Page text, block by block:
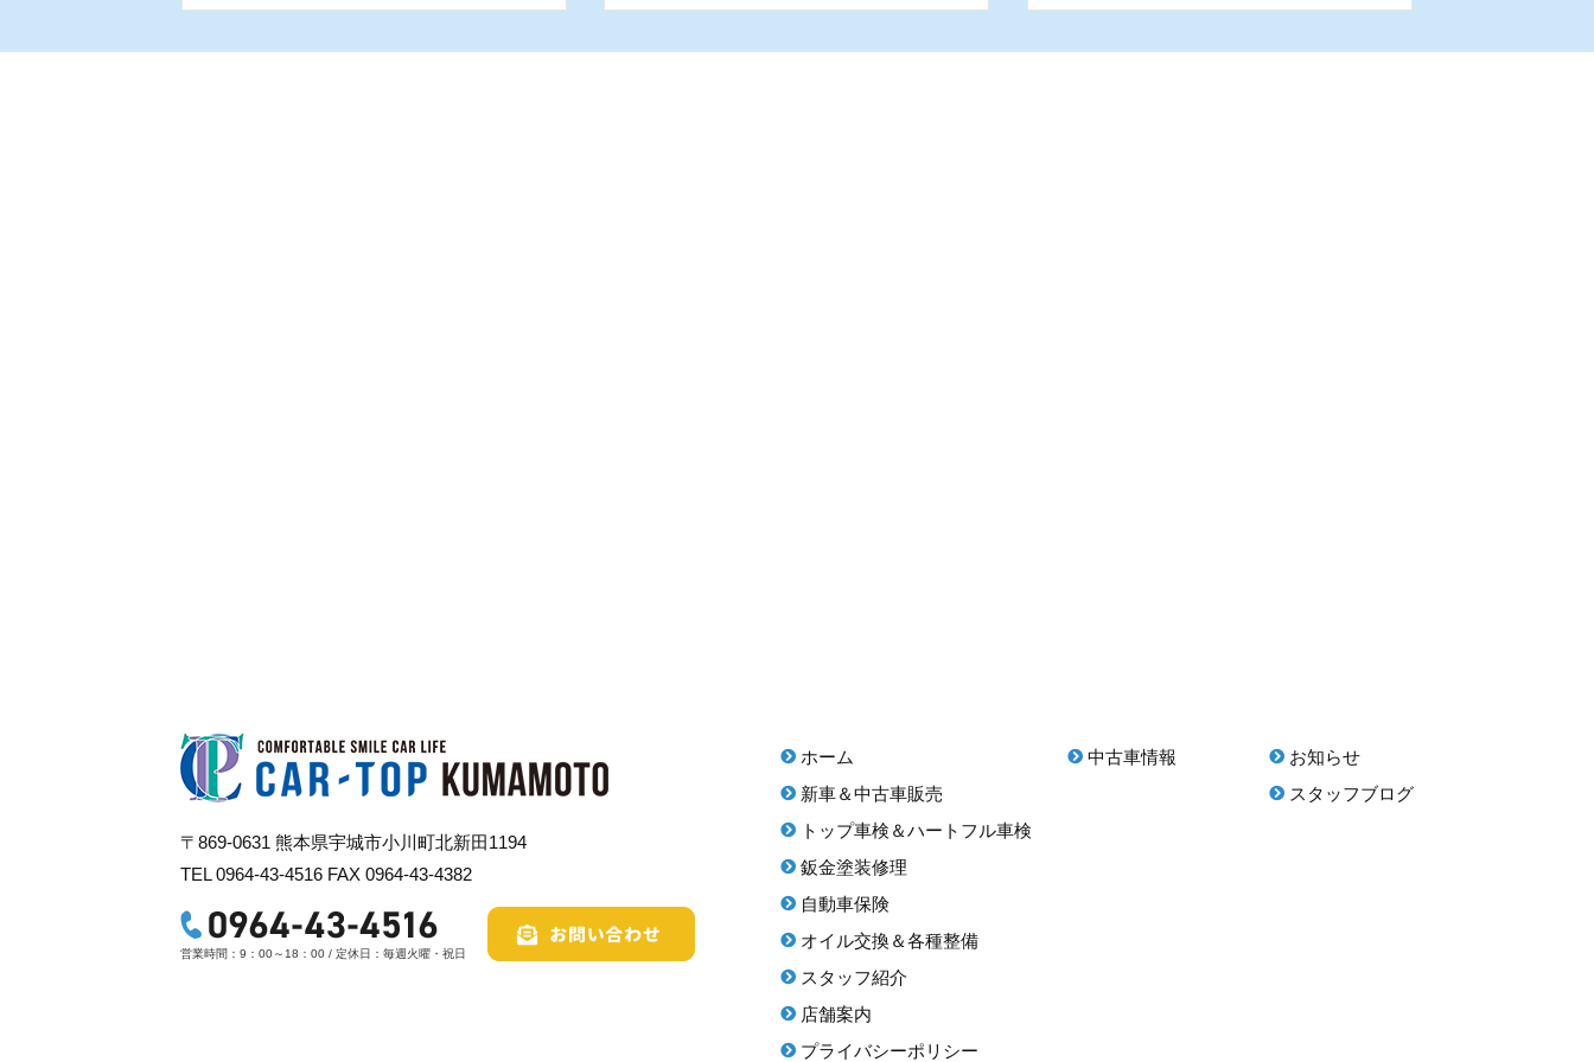
2022年9月
〒869-0631 熊本県宇城市小川町北新田1194
TEL 0964-43-4516 FAX 0964-43-4382
営業時間：9：00～18：00 / 定休日：毎週火曜・祝日
ホーム
新車＆中古車販売
トップ車検＆ハートフル車検
鈑金塗装修理
自動車保険
オイル交換＆各種整備
スタッフ紹介
店舗案内
プライバシーポリシー
中古車情報
お知らせ
スタッフブログ